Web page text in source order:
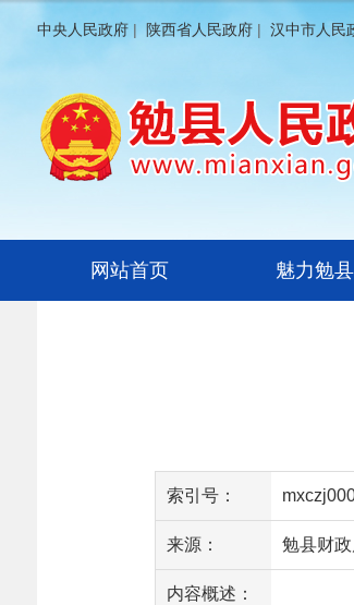
中央人民政府 | 陕西省人民政府 | 汉中市人民
网站首页 魅力勉县
索引号：
来源： 勉县财政
内容概述：